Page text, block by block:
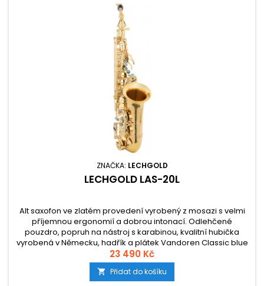
ZNAČKA: LECHGOLD
LECHGOLD LAS-20L
Alt saxofon ve zlatém provedení vyrobený z mosazi s velmi
příjemnou ergonomií a dobrou intonací. Odlehčené
pouzdro, popruh na nástroj s karabinou, kvalitní hubička
vyrobená v Německu, hadřík a plátek Vandoren Classic blue
2,0 součástí. Ladění Eb, hmotnost jen 2,5 kg.
23 490 Kč
 Přidat do košíku